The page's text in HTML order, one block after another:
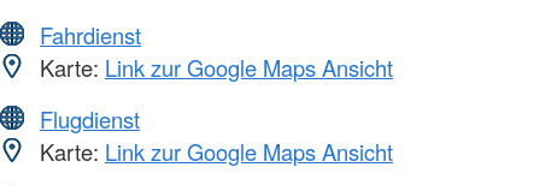
Fahrdienst
Karte: Link zur Google Maps Ansicht
Flugdienst
Karte: Link zur Google Maps Ansicht